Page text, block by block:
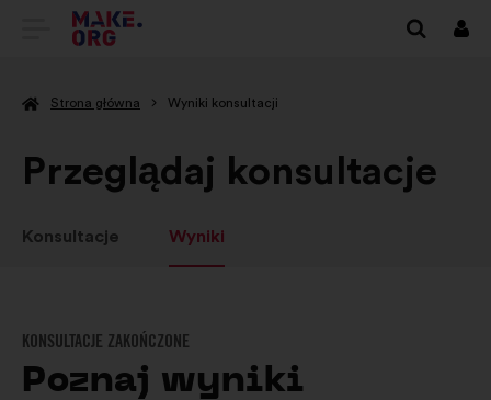
IDŹ
STRONY
GŁÓWNEJ
MAKE.ORG
Strona główna Wyniki konsultacji
Przeglądaj konsultacje
Konsultacje Wyniki
KONSULTACJE ZAKOŃCZONE
Poznaj wyniki